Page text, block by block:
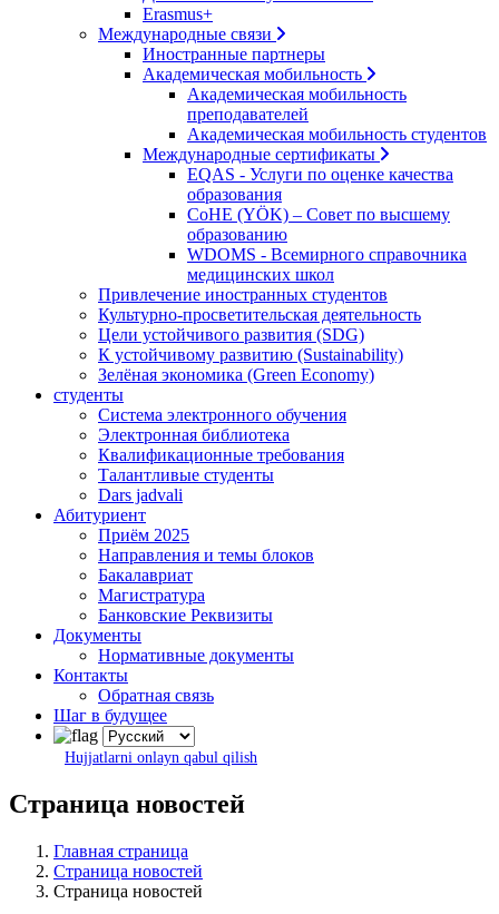
Erasmus+
Международные связи
Иностранные партнеры
Академическая мобильность
Академическая мобильность
преподавателей
Академическая мобильность студентов
Международные сертификаты
EQAS - Услуги по оценке качества
образования
CoHE (YÖK) – Совет по высшему
образованию
WDOMS - Всемирного справочника
медицинских школ
Привлечение иностранных студентов
Культурно-просветительская деятельность
Цели устойчивого развития (SDG)
К устойчивому развитию (Sustainability)
Зелёная экономика (Green Economy)
студенты
Система электронного обучения
Электронная библиотека
Квалификационные требования
Талантливые студенты
Dars jadvali
Абитуриент
Приём 2025
Направления и темы блоков
Бакалавриат
Магистратура
Банковские Реквизиты
Документы
Нормативные документы
Контакты
Обратная связь
Шаг в будущее
Hujjatlarni onlayn qabul qilish
Страница новостей
Главная страница
Страница новостей
Страница новостей